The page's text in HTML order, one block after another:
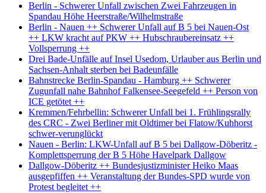
Berlin - Schwerer Unfall zwischen Zwei Fahrzeugen in
Spandau Höhe Heerstraße/Wilhelmstraße
Berlin - Nauen ++ Schwerer Unfall auf B 5 bei Nauen-Ost
++ LKW kracht auf PKW ++ Hubschraubereinsatz ++
Vollsperrung ++
Drei Bade-Unfälle auf Insel Usedom, Urlauber aus Berlin und
Sachsen-Anhalt sterben bei Badeunfälle
Bahnstrecke Berlin-Spandau - Hamburg ++ Schwerer
Zugunfall nahe Bahnhof Falkensee-Seegefeld ++ Person von
ICE getötet ++
Kremmen/Fehrbellin: Schwerer Unfall bei 1. Frühlingsrally
des CRC - Zwei Berliner mit Oldtimer bei Flatow/Kuhhorst
schwer-verunglückt
Nauen - Berlin: LKW-Unfall auf B 5 bei Dallgow-Döberitz -
Komplettsperrung der B 5 Höhe Havelpark Dallgow
Dallgow-Döberitz ++ Bundesjustizminister Heiko Maas
ausgepfiffen ++ Veranstaltung der Bundes-SPD wurde von
Protest begleitet ++